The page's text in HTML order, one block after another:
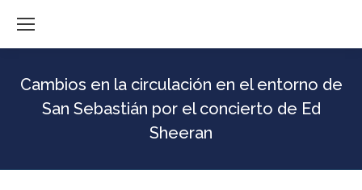
Cambios en la circulación en el entorno de
San Sebastián por el concierto de Ed
Sheeran